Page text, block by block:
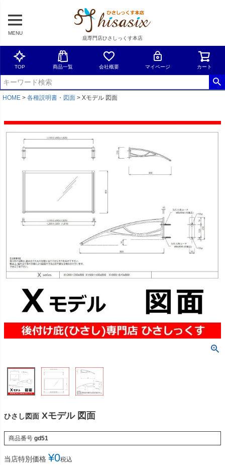
MENU
庇専門店ひさしっくす本店
TOP 商品一覧 会社概要 マイページ カート
HOME 各種説明書・図面 Xモデル 図面
ひさし図面 Xモデル 図面
商品番号 gd51
当店特別価格 ¥0税込